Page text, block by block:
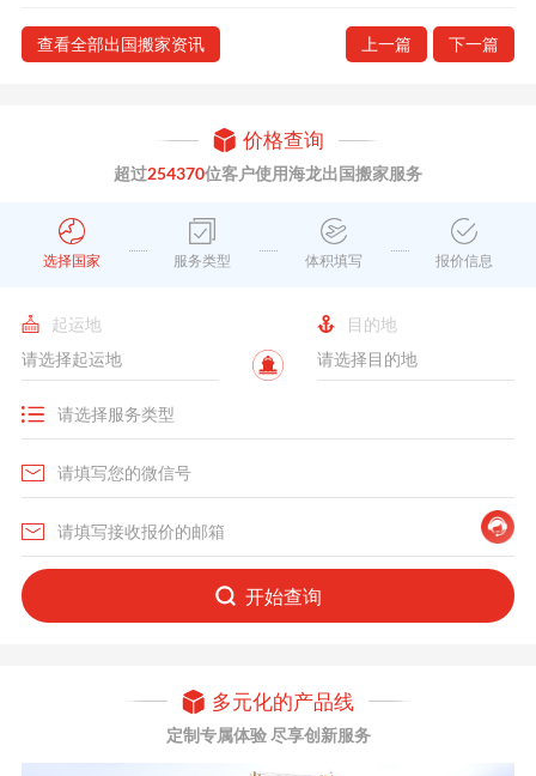
查看全部出国搬家资讯 上一篇 下一篇
价格查询
超过254370位客户使用海龙出国搬家服务
选择国家 服务类型 体积填写 报价信息
起运地 目的地
开始查询
多元化的产品线
定制专属体验 尽享创新服务